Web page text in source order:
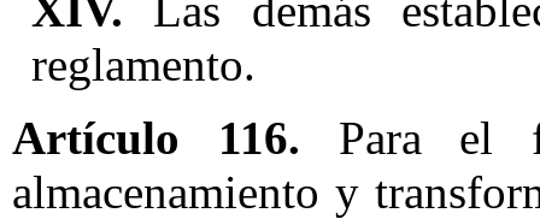
reglamento.
Artículo 116. Para el
almacenamiento y